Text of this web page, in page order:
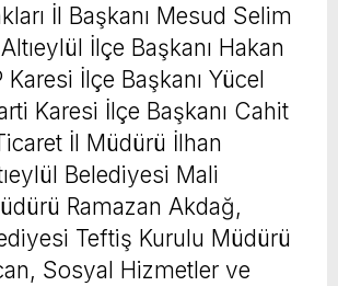
İl Başkanı Mesud Selim
İlçe Başkanı Hakan
İlçe Başkanı Yücel
Karesi İlçe Başkanı Cahit
İl Müdürü İlhan
Belediyesi Mali
Ramazan Akdağ,
Teftiş Kurulu Müdürü
Sosyal Hizmetler ve